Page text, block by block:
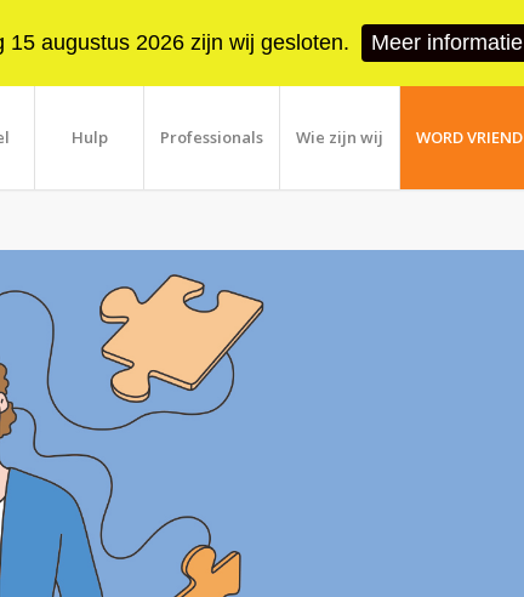
Hulp Professionals Wie zijn wij WORD VRIEND
augustus 2026 zijn wij gesloten. Meer informatie